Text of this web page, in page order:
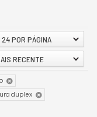
24 POR PÁGINA
RECENTE
duplex